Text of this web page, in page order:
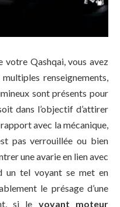
votre Qashqai, vous avez
renseignements,
sont présents pour
dans l’objectif d’attirer
avec la mécanique,
pas verrouillée ou bien
une avarie en lien avec
un tel voyant se met en
le présage d’une
si le voyant moteur